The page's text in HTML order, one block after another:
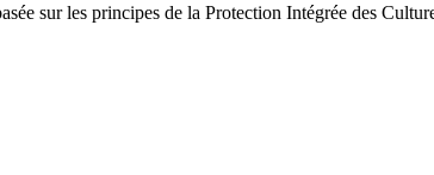
sur les principes de la Protection Intégrée des